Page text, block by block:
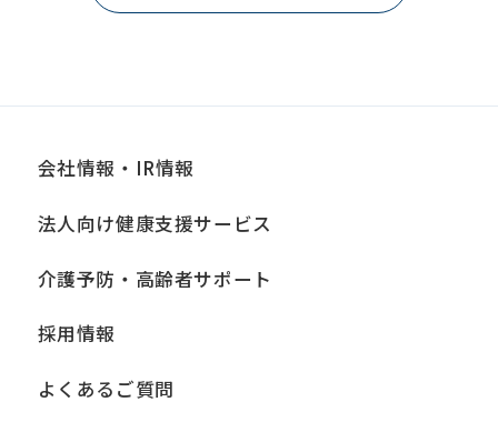
会社情報・IR情報
法人向け健康支援サービス
介護予防・高齢者サポート
採用情報
よくあるご質問